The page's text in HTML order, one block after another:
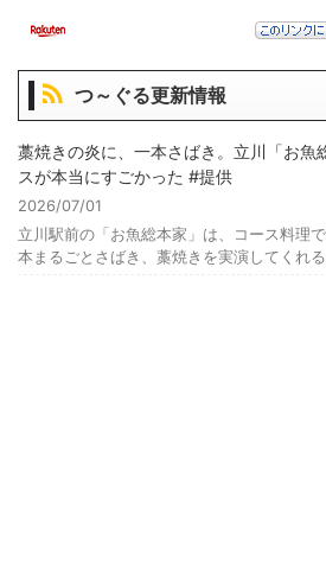
つ～ぐる更新情報
藁焼きの炎に、一本さばき。立川「お魚
スが本当にすごかった #提供
2026/07/01
立川駅前の「お魚総本家」は、コース料理
本まるごとさばき、藁焼きを実演してくれ